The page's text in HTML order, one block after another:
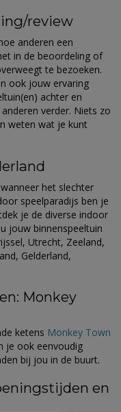
review
anderen een
in de beoordeling of
te bezoeken.
ook jouw ervaring
achter en
verder. Niets zo
weten wat je kunt
het slechter
speelparadijs ben je
je de diverse indoor
jouw binnenspeeltuin
Utrecht, Zeeland,
Gelderland,
Monkey
ketens Monkey Town
je ook eenvoudig
bij jou in de buurt.
en